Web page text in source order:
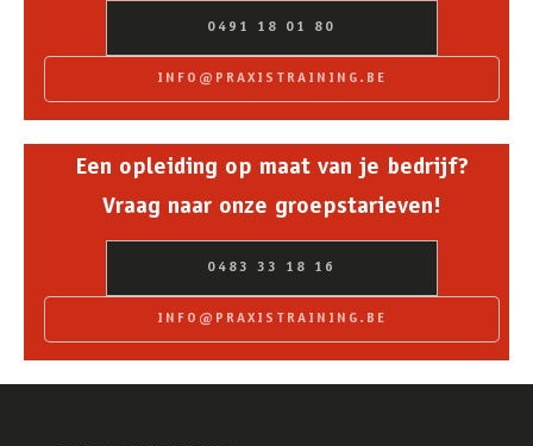
0491 18 01 80
INFO@PRAXISTRAINING.BE
Een opleiding op maat van je bedrijf?
Vraag naar onze groepstarieven!
0483 33 18 16
INFO@PRAXISTRAINING.BE